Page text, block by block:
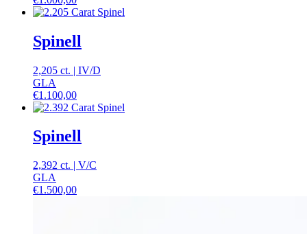
Spinell
2,205 ct. | IV/D
GLA
€1.100,00
Spinell
2,392 ct. | V/C
GLA
€1.500,00